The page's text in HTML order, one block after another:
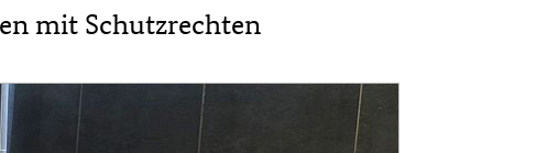
mit Schutzrechten